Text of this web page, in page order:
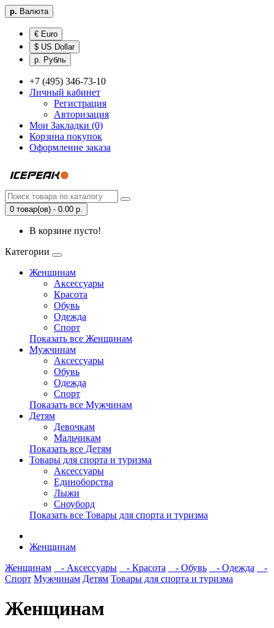
р. Валюта
€ Euro
$ US Dollar
р. Рубль
+7 (495) 346-73-10
Личный кабинет
Регистрация
Авторизация
Мои Закладки (0)
Корзина покупок
Оформление заказа
0 товар(ов) - 0.00 р.
В корзине пусто!
Категории
Женщинам
Аксессуары
Красота
Обувь
Одежда
Спорт
Показать все Женщинам
Мужчинам
Аксессуары
Обувь
Одежда
Спорт
Показать все Мужчинам
Детям
Девочкам
Мальчикам
Показать все Детям
Товары для спорта и туризма
Аксессуары
Единоборства
Лыжи
Сноуборд
Показать все Товары для спорта и туризма
Женщинам
Женщинам
- Аксессуары - Красота - Обувь - Одежда
-
Спорт Мужчинам Детям Товары для спорта и туризма
Женщинам